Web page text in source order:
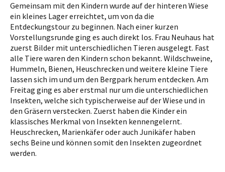
Gemeinsam mit den Kindern wurde auf der hinteren Wiese
ein kleines Lager erreichtet, um von da die
Entdeckungstour zu beginnen. Nach einer kurzen
Vorstellungsrunde ging es auch direkt los. Frau Neuhaus hat
zuerst Bilder mit unterschiedlichen Tieren ausgelegt. Fast
alle Tiere waren den Kindern schon bekannt. Wildschweine,
Hummeln, Bienen, Heuschrecken und weitere kleine Tiere
lassen sich im und um den Bergpark herum entdecken. Am
Freitag ging es aber erstmal nur um die unterschiedlichen
Insekten, welche sich typischerweise auf der Wiese und in
den Gräsern verstecken. Zuerst haben die Kinder ein
klassisches Merkmal von Insekten kennengelernt.
Heuschrecken, Marienkäfer oder auch Junikäfer haben
sechs Beine und können somit den Insekten zugeordnet
werden.